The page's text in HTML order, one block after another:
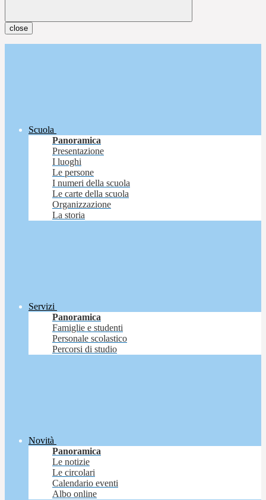
close
Scuola
Panoramica
Presentazione
I luoghi
Le persone
I numeri della scuola
Le carte della scuola
Organizzazione
La storia
Servizi
Panoramica
Famiglie e studenti
Personale scolastico
Percorsi di studio
Novità
Panoramica
Le notizie
Le circolari
Calendario eventi
Albo online